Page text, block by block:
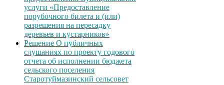
услуги «Предоставление
порубочного билета и (или)
разрешения на пересадку
деревьев и кустарников»
Решение О публичных
слушаниях по проекту годового
отчета об исполнении бюджета
сельского поселения
Старотуймазинский сельсовет